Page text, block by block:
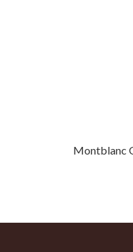
Montblanc